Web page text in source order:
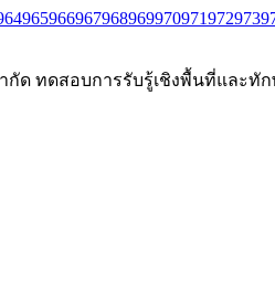
965966967968969970971972973
ทดสอบการรับรู้เชิงพื้นที่และทั